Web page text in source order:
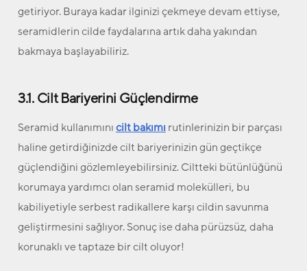
getiriyor. Buraya kadar ilginizi çekmeye devam ettiyse,
seramidlerin cilde faydalarına artık daha yakından
bakmaya başlayabiliriz.
3.1. Cilt Bariyerini Güçlendirme
Seramid kullanımınıcilt bakımı rutinlerinizin bir parçası
haline getirdiğinizde cilt bariyerinizin gün geçtikçe
güçlendiğini gözlemleyebilirsiniz. Ciltteki bütünlüğünü
korumaya yardımcı olan seramid molekülleri, bu
kabiliyetiyle serbest radikallere karşı cildin savunma
geliştirmesini sağlıyor. Sonuç ise daha pürüzsüz, daha
korunaklı ve taptaze bir cilt oluyor!